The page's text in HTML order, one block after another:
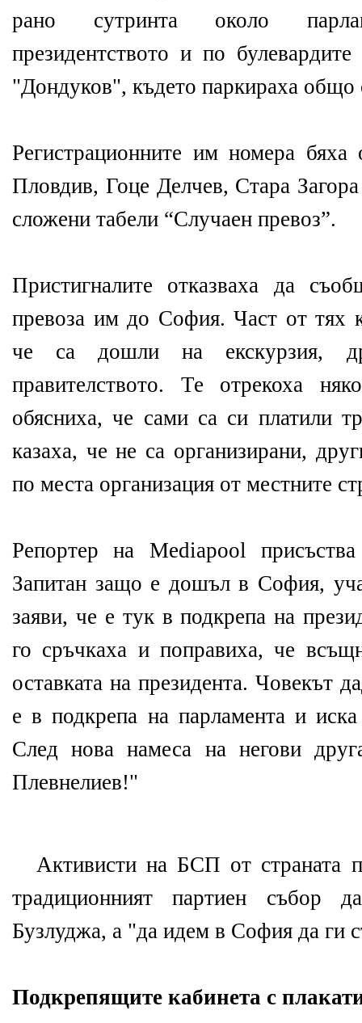
рано сутринта около
президентството и по
"Дондуков", където паркираха общо
Регистрационните им номера
Пловдив, Гоце Делчев, Стара
сложени табели “Случаен превоз”.
Пристигналите отказваха да
превоза им до София. Част от тях
че са дошли на екскурзия,
правителството. Те отрекоха
обясниха, че сами са си платили
казаха, че не са организирани,
по места организация от местните
Репортер на Mediapool
Запитан защо е дошъл в София,
заяви, че е тук в подкрепа на
го сръчкаха и поправиха, че
оставката на президента. Човекът
е в подкрепа на парламента и
След нова намеса на негови
Плевнелиев!"
Активисти на БСП от страната
традиционният партиен събор
Бузлуджа, а "да идем в София да ги
Подкрепящите кабинета с